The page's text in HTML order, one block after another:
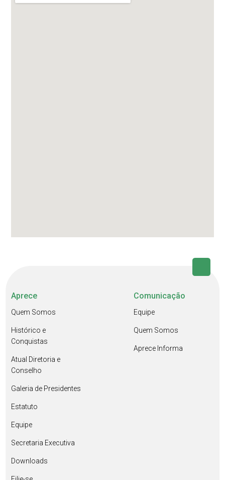
Aprece
Quem Somos
Histórico e
Conquistas
Atual Diretoria e
Conselho
Galeria de Presidentes
Estatuto
Equipe
Secretaria Executiva
Downloads
Comunicação
Equipe
Quem Somos
Aprece Informa